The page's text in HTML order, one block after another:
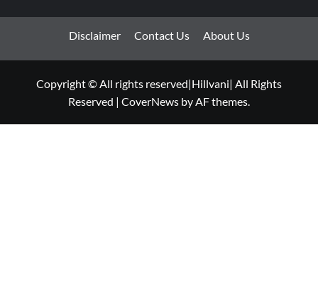
Disclaimer Contact Us About Us
Copyright © All rights reserved|Hillvani| All Rights
Reserved | CoverNews by AF themes.